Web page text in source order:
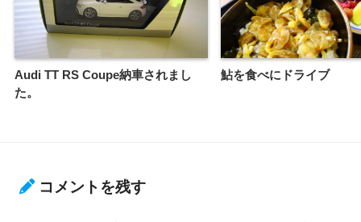
Audi TT RS Coupe納車されまし
た。
鮎を食べにドライブ
コメントを残す